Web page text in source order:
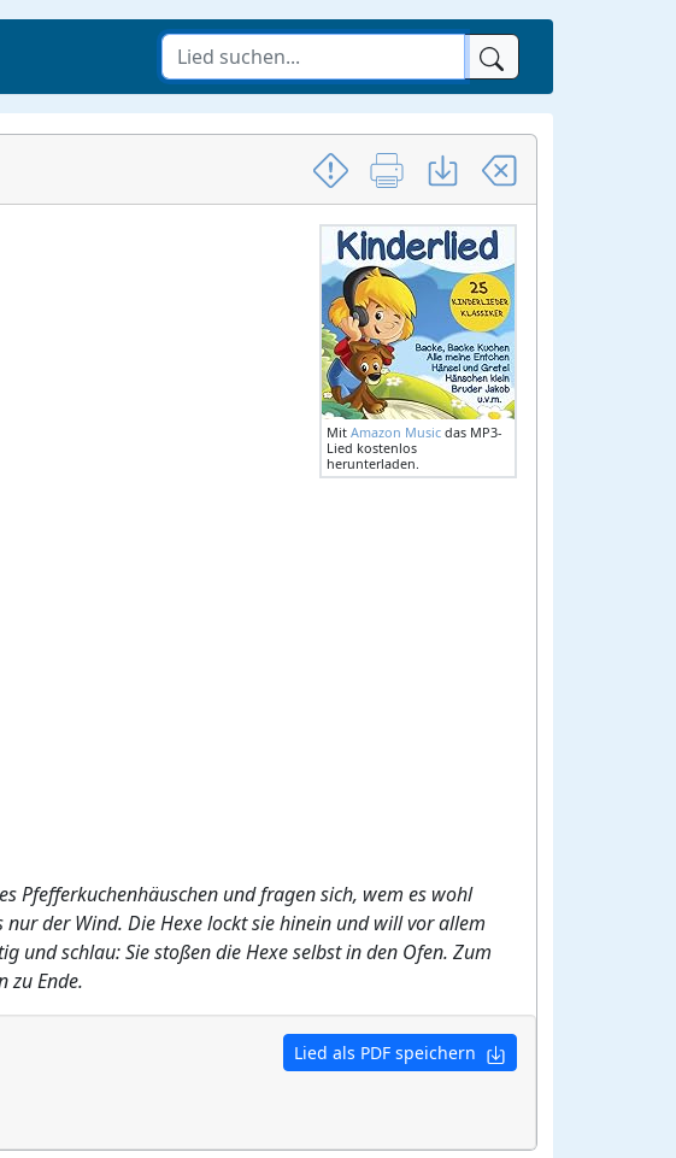
Mit Amazon Music das MP3-
Lied kostenlos
herunterladen.
Pfefferkuchenhäuschen und fragen sich, wem es wohl
der Wind. Die Hexe lockt sie hinein und will vor allem
und schlau: Sie stoßen die Hexe selbst in den Ofen. Zum
zu Ende.
Lied als PDF speichern